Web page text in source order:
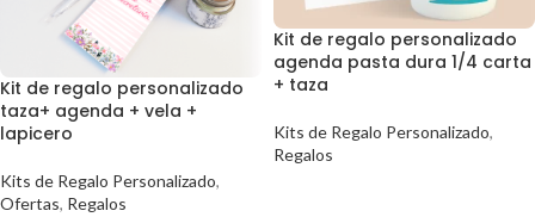
Kit de regalo personalizado
taza+ agenda + vela +
lapicero
Kits de Regalo Personalizado,
Ofertas, Regalos
Kit de regalo personalizado
agenda pasta dura 1/4 carta
+ taza
Kits de Regalo Personalizado,
Regalos